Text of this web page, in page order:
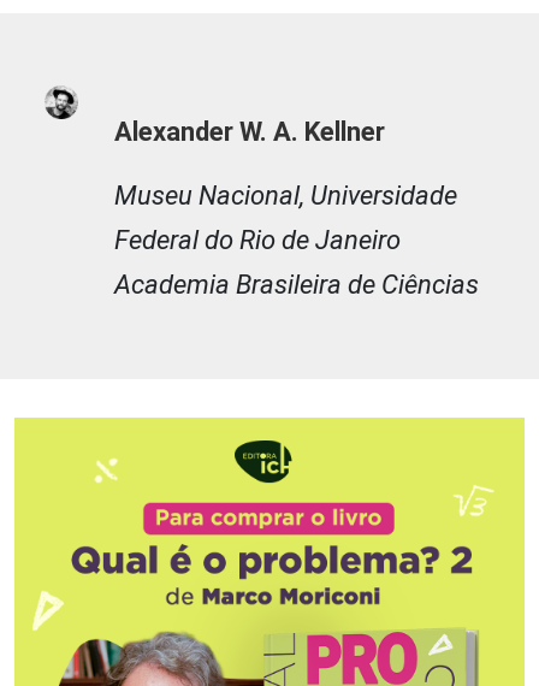
Alexander W. A. Kellner
Museu Nacional, Universidade
Federal do Rio de Janeiro
Academia Brasileira de Ciências